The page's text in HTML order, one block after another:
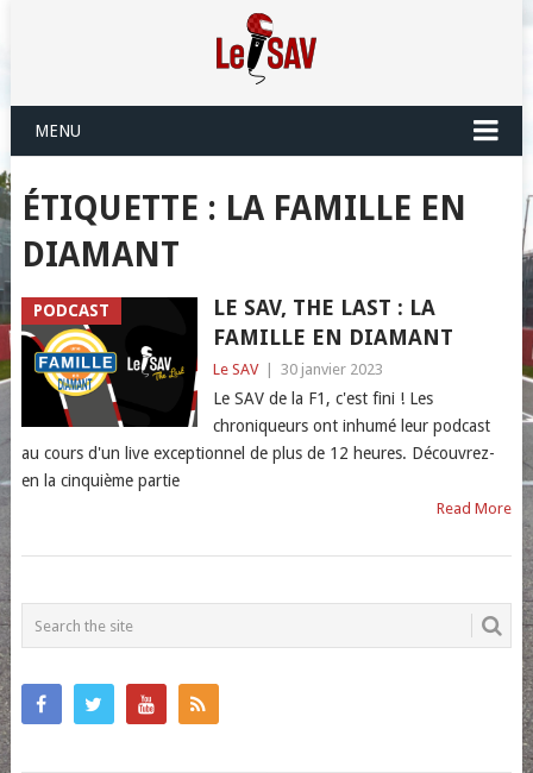
MENU
ÉTIQUETTE : LA FAMILLE EN
DIAMANT
PODCAST
LE SAV, THE LAST : LA
FAMILLE EN DIAMANT
Le SAV 30 janvier 2023
Le SAV de la F1, c'est fini ! Les
chroniqueurs ont inhumé leur podcast
au cours d'un live exceptionnel de plus de 12 heures. Découvrez-
en la cinquième partie
Read More
POSTS
NAVIGATION